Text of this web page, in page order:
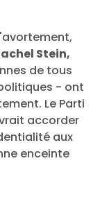
Stein,
de tous
- ont
Le Parti
accorder
aux
enceinte